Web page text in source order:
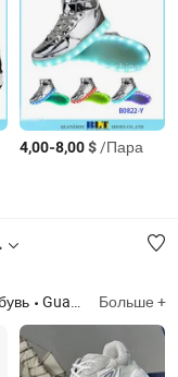
4,00-8,00$/Пара
Guangdong Больше +